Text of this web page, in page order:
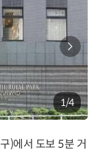
1/4
)에서 도보 5분 거